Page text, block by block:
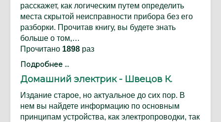
расскажет, как логическим путем определить
места скрытой неисправности прибора без его
разборки. Прочитав книгу, вы будете знать
больше о том,…
Прочитано 1898 раз
Подробнее ...
Домашний электрик - Швецов К.
Издание старое, но актуальное до сих пор. В
нем вы найдете информацию по основным
принципам устройства, как электропроводки, так